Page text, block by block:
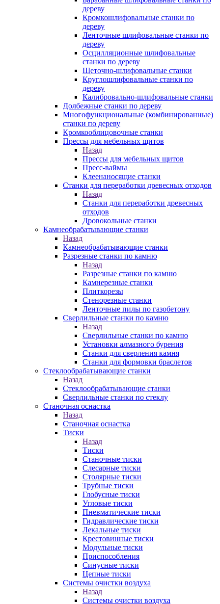
дереву
Кромкошлифовальные станки по
дереву
Ленточные шлифовальные станки по
дереву
Осцилляционные шлифовальные
станки по дереву
Щеточно-шлифовальные станки
Круглошлифовальные станки по
дереву
Калибровально-шлифовальные станки
Долбежные станки по дереву
Многофункциональные (комбинированные)
станки по дереву
Кромкооблицовочные станки
Прессы для мебельных щитов
Назад
Прессы для мебельных щитов
Пресс-ваймы
Клеенаносящие станки
Станки для переработки древесных отходов
Назад
Станки для переработки древесных
отходов
Дровокольные станки
Камнеобрабатывающие станки
Назад
Камнеобрабатывающие станки
Разрезные станки по камню
Назад
Разрезные станки по камню
Камнерезные станки
Плиткорезы
Стенорезные станки
Ленточные пилы по газобетону
Сверлильные станки по камню
Назад
Сверлильные станки по камню
Установки алмазного бурения
Станки для сверления камня
Станки для формовки браслетов
Стеклообрабатывающие станки
Назад
Стеклообрабатывающие станки
Сверлильные станки по стеклу
Станочная оснастка
Назад
Станочная оснастка
Тиски
Назад
Тиски
Станочные тиски
Слесарные тиски
Столярные тиски
Трубные тиски
Глобусные тиски
Угловые тиски
Пневматические тиски
Гидравлические тиски
Лекальные тиски
Крестовинные тиски
Модульные тиски
Приспособления
Синусные тиски
Цепные тиски
Системы очистки воздуха
Назад
Системы очистки воздуха